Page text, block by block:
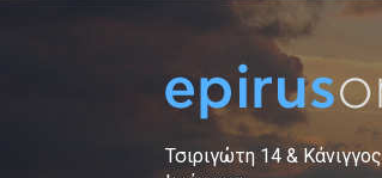
Τσιριγώτη 14 & Κάνιγγος